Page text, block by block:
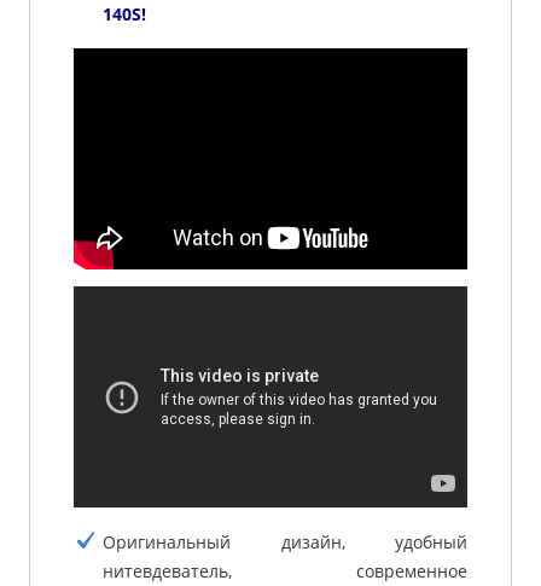
140S!
Оригинальный дизайн, удобный
нитевдеватель, современное